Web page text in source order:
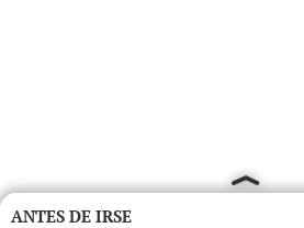
ANTES DE IRSE